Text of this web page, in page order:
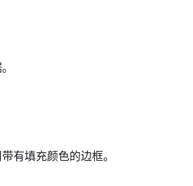
有填充颜色的边框。